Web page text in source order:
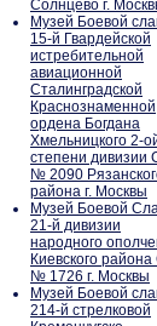
Солнцево г.
Музей Боевой
15-й Гвардейской
истребительной
авиационной
Сталинградской
Краснознаменной
ордена Богдана
Хмельницкого 2-
степени дивизии
№ 2090
района г. Москвы
Музей Боевой
21-й дивизии
народного
Киевского
№ 1726 г. Москвы
Музей Боевой
214-й стрелковой